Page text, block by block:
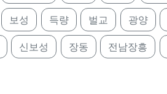
보성 득량 벌교 광양
신보성 장동 전남장흥